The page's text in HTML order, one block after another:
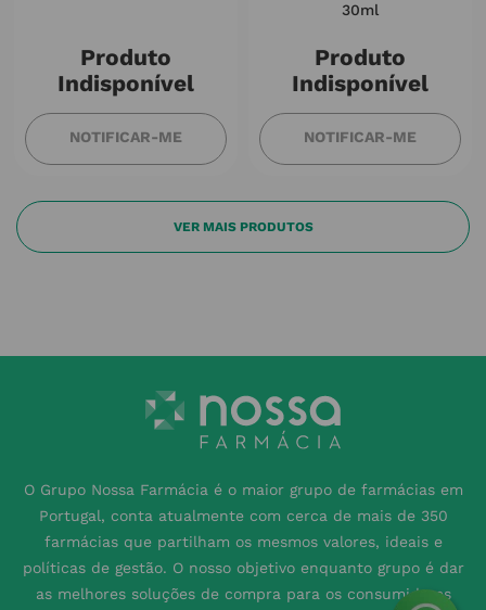
Produto
Indisponível
NOTIFICAR-ME
30ml
Produto
Indisponível
NOTIFICAR-ME
O Grupo Nossa Farmácia é o maior grupo de farmácias em
Portugal, conta atualmente com cerca de mais de 350
farmácias que partilham os mesmos valores, ideais e
políticas de gestão. O nosso objetivo enquanto grupo é dar
as melhores soluções de compra para os consumidores